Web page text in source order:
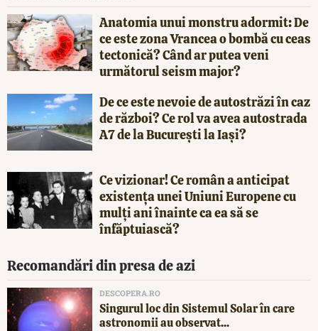
Anatomia unui monstru adormit: De
ce este zona Vrancea o bombă cu ceas
tectonică? Când ar putea veni
următorul seism major?
De ce este nevoie de autostrăzi în caz
de război? Ce rol va avea autostrada
A7 de la București la Iași?
Ce vizionar! Ce român a anticipat
existența unei Uniuni Europene cu
mulți ani înainte ca ea să se
înfăptuiască?
Recomandări din presa de azi
DESCOPERA.RO
Singurul loc din Sistemul Solar în care
astronomii au observat...